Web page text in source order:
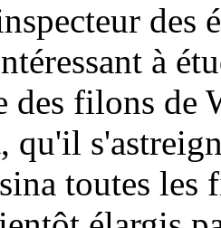
des
à
des filons de
qu'il
toutes